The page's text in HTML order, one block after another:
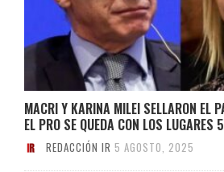
MACRI Y KARINA MILEI SELLARON EL
EL PRO SE QUEDA CON LOS
REDACCIÓN IR 5 AGOSTO, 2025